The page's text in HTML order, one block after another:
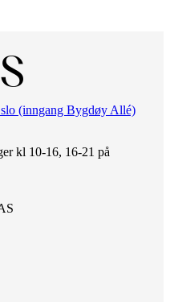
(inngang Bygdøy Allé)
kl 10-16, 16-21 på